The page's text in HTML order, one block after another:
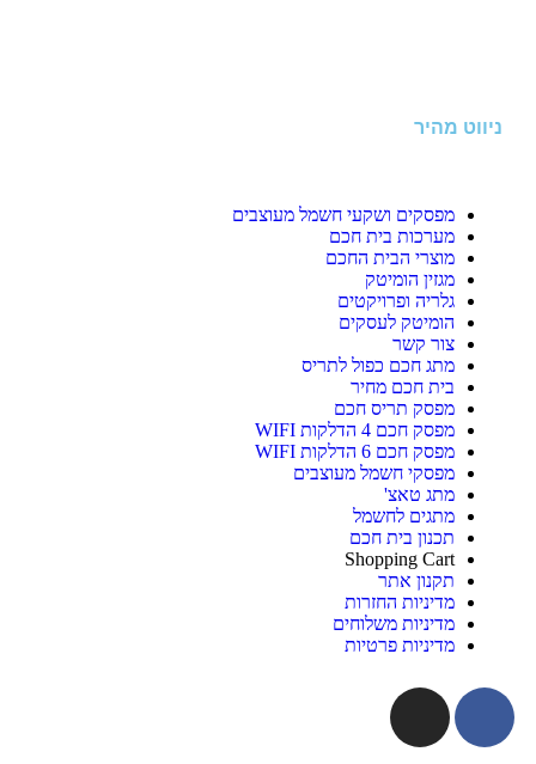
ניווט מהיר
מפסקים ושקעי חשמל מעוצבים
מערכות בית חכם
מוצרי הבית החכם
מגזין הומיטק
גלריה ופרויקטים
הומיטק לעסקים
צור קשר
מתג חכם כפול לתריס
בית חכם מחיר
מפסק תריס חכם
מפסק חכם 4 הדלקות WIFI
מפסק חכם 6 הדלקות WIFI
מפסקי חשמל מעוצבים
מתג טאצ'
מתגים לחשמל
תכנון בית חכם
Shopping Cart
תקנון אתר
מדיניות החזרות
מדיניות משלוחים
מדיניות פרטיות